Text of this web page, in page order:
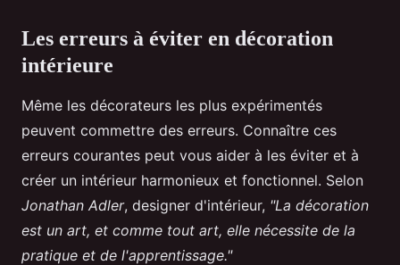
Les erreurs à éviter en décoration
intérieure
Même les décorateurs les plus expérimentés
peuvent commettre des erreurs. Connaître ces
erreurs courantes peut vous aider à les éviter et à
créer un intérieur harmonieux et fonctionnel. Selon
Jonathan Adler, designer d'intérieur, "La décoration
est un art, et comme tout art, elle nécessite de la
pratique et de l'apprentissage."